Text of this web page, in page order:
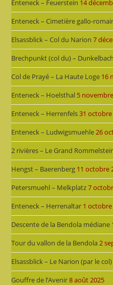
Enteneck – Feuerstein 14
Enteneck – Cimetière gallo-
Elsassblick – Col du Narion 7
Brechpunkt (col du) –
Col de Prayé – La Haute Loge 16
Enteneck – Hoelsthal 5
Enteneck – Herrenfels31 octobre
Enteneck – Ludwigsmuehle26
2 rivières – Le Grand
Hengst – Baerenberg 11 octobre
Petersmuehl – Melkplatz7
Enteneck – Herrenaltar 1 octobre
Descente de la Bendola médiane
Tour du vallon de la Bendola2
Elsassblick – Le Narion (par le col)
Gouffre de l’Avenir8 août 2025